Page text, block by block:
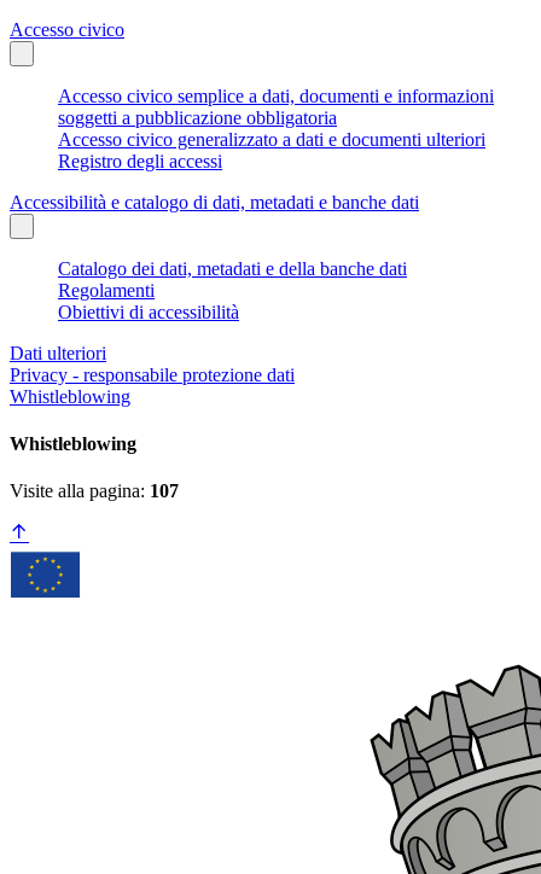
Accesso civico
Accesso civico semplice a dati, documenti e informazioni
soggetti a pubblicazione obbligatoria
Accesso civico generalizzato a dati e documenti ulteriori
Registro degli accessi
Accessibilità e catalogo di dati, metadati e banche dati
Catalogo dei dati, metadati e della banche dati
Regolamenti
Obiettivi di accessibilità
Dati ulteriori
Privacy - responsabile protezione dati
Whistleblowing
Whistleblowing
Visite alla pagina: 107